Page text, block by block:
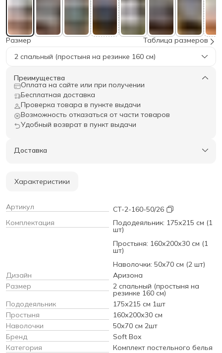
Размер
Таблица размеров
2 спальный (простыня на резинке 160 см)
Преимущества
Оплата на сайте или при получении
Бесплатная доставка
Проверка товара в пункте выдачи
Возможность отказаться от части товаров
Удобный возврат в пункт выдачи
Доставка
Характеристики
Артикул
CT-2-160-50/26
Комплектация
Пододеяльник: 175х215 см (1
шт)
Простыня: 160х200х30 см (1
шт)
Наволочки: 50х70 см (2 шт)
Дизайн
Аризона
Размер
2 спальный (простыня на
резинке 160 см)
Пододеяльник
175х215 см 1шт
Простыня
160х200х30 см
Наволочки
50х70 см 2шт
Бренд
Soft Box
Категория
Комплект постельного белья